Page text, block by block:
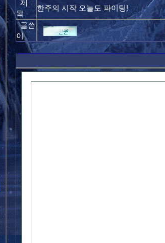
제
목
한주의 시작 오늘도 파이팅!
글쓴
이